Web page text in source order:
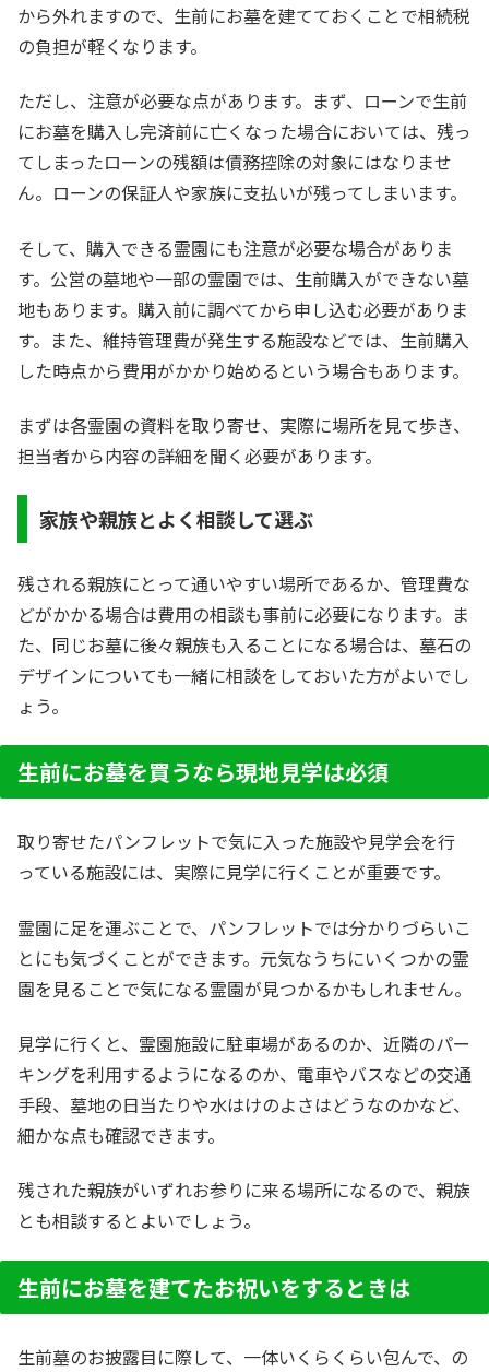
から外れますので、生前にお墓を建てておくことで相続税
の負担が軽くなります。
ただし、注意が必要な点があります。まず、ローンで生前
にお墓を購入し完済前に亡くなった場合においては、残っ
てしまったローンの残額は債務控除の対象にはなりませ
ん。ローンの保証人や家族に支払いが残ってしまいます。
そして、購入できる霊園にも注意が必要な場合がありま
す。公営の墓地や一部の霊園では、生前購入ができない墓
地もあります。購入前に調べてから申し込む必要がありま
す。また、維持管理費が発生する施設などでは、生前購入
した時点から費用がかかり始めるという場合もあります。
まずは各霊園の資料を取り寄せ、実際に場所を見て歩き、
担当者から内容の詳細を聞く必要があります。
家族や親族とよく相談して選ぶ
残される親族にとって通いやすい場所であるか、管理費な
どがかかる場合は費用の相談も事前に必要になります。ま
た、同じお墓に後々親族も入ることになる場合は、墓石の
デザインについても一緒に相談をしておいた方がよいでし
ょう。
生前にお墓を買うなら現地見学は必須
取り寄せたパンフレットで気に入った施設や見学会を行
っている施設には、実際に見学に行くことが重要です。
霊園に足を運ぶことで、パンフレットでは分かりづらいこ
とにも気づくことができます。元気なうちにいくつかの霊
園を見ることで気になる霊園が見つかるかもしれません。
見学に行くと、霊園施設に駐車場があるのか、近隣のパー
キングを利用するようになるのか、電車やバスなどの交通
手段、墓地の日当たりや水はけのよさはどうなのかなど、
細かな点も確認できます。
残された親族がいずれお参りに来る場所になるので、親族
とも相談するとよいでしょう。
生前にお墓を建てたお祝いをするときは
生前墓のお披露目に際して、一体いくらくらい包んで、の